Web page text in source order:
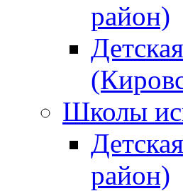
район)
Школы
район)